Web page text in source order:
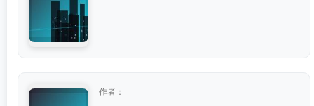
作者：